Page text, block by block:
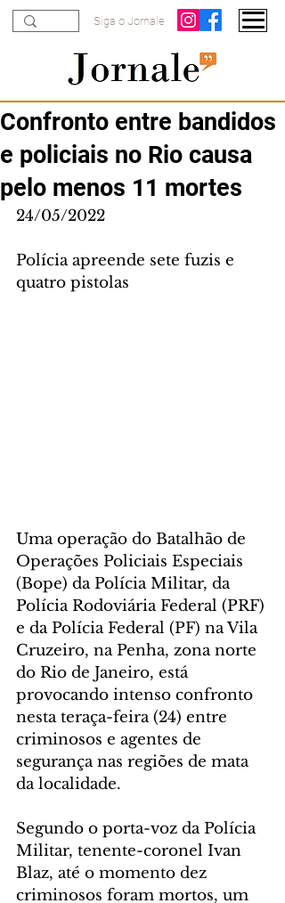
Siga o Jornale
Confronto entre bandidos
e policiais no Rio causa
pelo menos 11 mortes
24/05/2022
Polícia apreende sete fuzis e
quatro pistolas
Uma operação do Batalhão de
Operações Policiais Especiais
(Bope) da Polícia Militar, da
Polícia Rodoviária Federal (PRF)
e da Polícia Federal (PF) na Vila
Cruzeiro, na Penha, zona norte
do Rio de Janeiro, está
provocando intenso confronto
nesta teraça-feira (24) entre
criminosos e agentes de
segurança nas regiões de mata
da localidade.
Segundo o porta-voz da Polícia
Militar, tenente-coronel Ivan
Blaz, até o momento dez
criminosos foram mortos, um